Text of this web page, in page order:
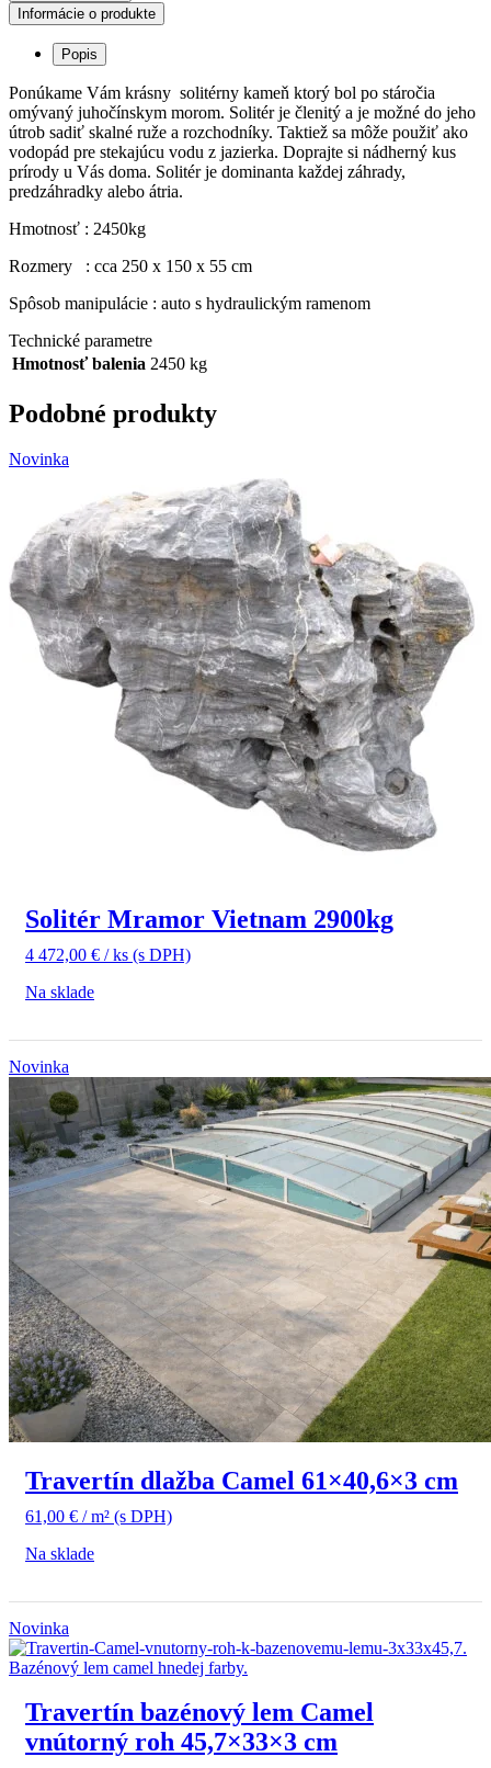
Informácie o produkte
Popis
Ponúkame Vám krásny solitérny kameň ktorý bol po stáročia
omývaný juhočínskym morom. Solitér je členitý a je možné do jeho
útrob sadiť skalné ruže a rozchodníky. Taktiež sa môže použiť ako
vodopád pre stekajúcu vodu z jazierka. Doprajte si nádherný kus
prírody u Vás doma. Solitér je dominanta každej záhrady,
predzáhradky alebo átria.
Hmotnosť : 2450kg
Rozmery : cca 250 x 150 x 55 cm
Spôsob manipulácie : auto s hydraulickým ramenom
Technické parametre
Hmotnosť balenia 2450 kg
Podobné produkty
Novinka
Solitér Mramor Vietnam 2900kg
4 472,00 € / ks (s DPH)
Na sklade
Novinka
Travertín dlažba Camel 61×40,6×3 cm
61,00 € / m² (s DPH)
Na sklade
Novinka
Travertín bazénový lem Camel
vnútorný roh 45,7×33×3 cm